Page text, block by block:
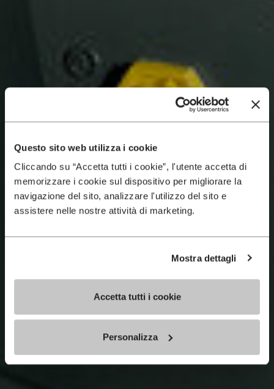
Questo sito web utilizza i cookie
Cliccando su “Accetta tutti i cookie”, l'utente accetta di
memorizzare i cookie sul dispositivo per migliorare la
navigazione del sito, analizzare l'utilizzo del sito e
assistere nelle nostre attività di marketing.
Mostra dettagli
Accetta tutti i cookie
Personalizza